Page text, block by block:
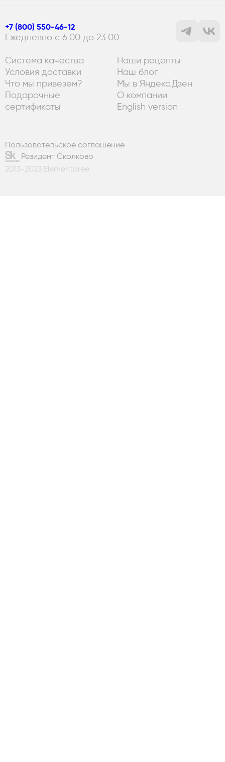
+7 (800) 550-46-12
Ежедневно с 6:00 до 23:00
Система качества
Условия доставки
Что мы привезем?
Подарочные
сертификаты
Наши рецепты
Наш блог
Мы в Яндекс.Дзен
О компании
English version
Пользовательское соглашение
Резидент Сколково
2013-2023 Elementaree